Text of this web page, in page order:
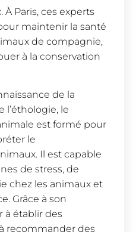
Paris, ces experts
maintenir la santé
de compagnie,
à la conservation
de la
l’éthologie, le
est formé pour
le
Il est capable
de stress, de
chez les animaux et
Grâce à son
à établir des
recommander des